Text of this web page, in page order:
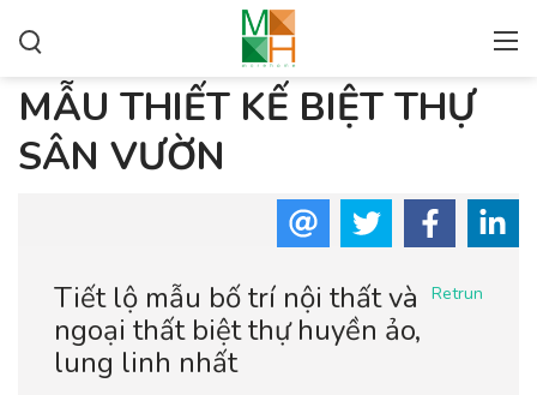
MẪU THIẾT KẾ BIỆT THỰ
SÂN VƯỜN
Retrun
Tiết lộ mẫu bố trí nội thất và
ngoại thất biệt thự huyền ảo,
lung linh nhất